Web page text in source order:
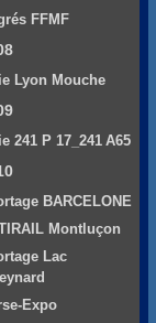
FFMF
Lyon Mouche
241 P 17_241 A65
BARCELONE
Montluçon
Lac
Expo